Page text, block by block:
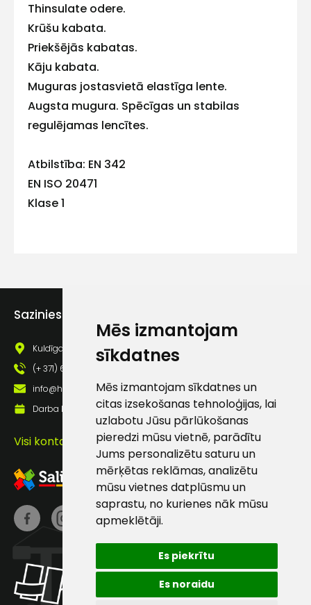
Mēs izmantojam
sīkdatnes
Mēs izmantojam sīkdatnes un
citas izsekošanas tehnoloģijas, lai
uzlabotu Jūsu pārlūkošanas
pieredzi mūsu vietnē, parādītu
Jums personalizētu saturu un
mērķētas reklāmas, analizētu
mūsu vietnes datplūsmu un
saprastu, no kurienes nāk mūsu
apmeklētāji.
Es piekrītu
Es noraidu
Thinsulate odere.
Krūšu kabata.
Priekšējās kabatas.
Kāju kabata.
Muguras jostasvietā elastīga lente.
Augsta mugura. Spēcīgas un stabilas
regulējamas lencītes.
Atbilstība: EN 342
EN ISO 20471
Klase 1
Sazinies ar mums
Kuldīgas iela 69a, Saldus, Saldus nov., LV - 3801
(+ 371) 63 881 186
info@hards.lv
Darba laiks: Darbadienās: 8:00 - 17:00
Visi kontakti
Klientu
atbalsts
Darbdienās:
8:00 – 17:00
info@hards.lv